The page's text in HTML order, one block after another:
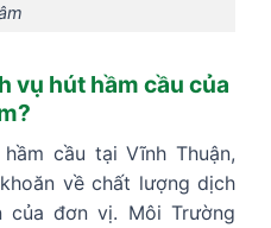
vụ hút hầm cầu của
cầu tại Vĩnh Thuận,
về chất lượng dịch
đơn vị. Môi Trường